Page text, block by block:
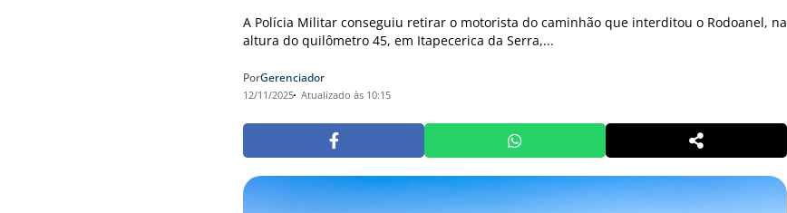
A Polícia Militar conseguiu retirar o motorista do caminhão que interditou o Rodoanel, na
altura do quilômetro 45, em Itapecerica da Serra,...
PorGerenciador
12/11/2025 Atualizado às 10:15